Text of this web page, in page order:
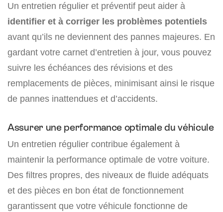
Un entretien régulier et préventif peut aider à
identifier et à corriger les problèmes potentiels
avant qu’ils ne deviennent des pannes majeures. En
gardant votre carnet d’entretien à jour, vous pouvez
suivre les échéances des révisions et des
remplacements de pièces, minimisant ainsi le risque
de pannes inattendues et d’accidents.
Assurer une performance optimale du véhicule
Un entretien régulier contribue également à
maintenir la performance optimale de votre voiture.
Des filtres propres, des niveaux de fluide adéquats
et des pièces en bon état de fonctionnement
garantissent que votre véhicule fonctionne de